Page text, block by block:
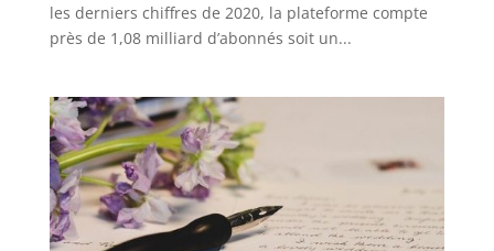
les derniers chiffres de 2020, la plateforme compte
près de 1,08 milliard d’abonnés soit un...